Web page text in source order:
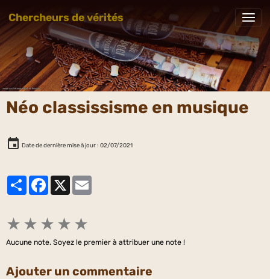
Chercheurs de vérités
Néo classissisme en musique
Date de dernière mise à jour : 02/07/2021
PartagerFacebook
X
★ ★ ★ ★ ★
Aucune note. Soyez le premier à attribuer une note !
Ajouter un commentaire